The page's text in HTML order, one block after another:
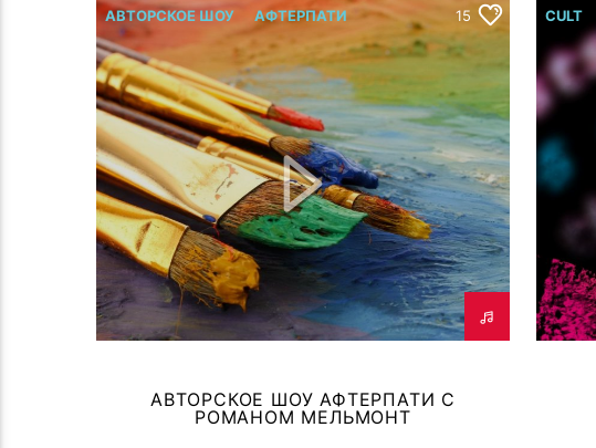
АВТОРСКОЕ ШОУ АФТЕРПАТИ
Р.МЕЛЬМОНТ
15
АВТОРСКОЕ ШОУ АФТЕРПАТИ С
РОМАНОМ МЕЛЬМОНТ
CULT